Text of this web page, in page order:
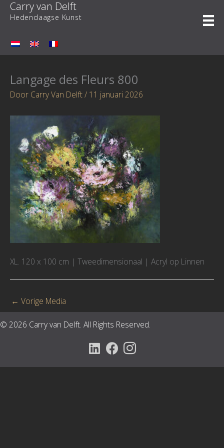
naar
inhoud
Carry van Delft
Hedendaagse Kunst
Langage des Fleurs 800
Door Carry Van Delft/ 11 januari 2026
XL. 120 x 100 cm | Tweedimensionaal | Acryl op Linnen
← Vorige Media
© 2026 Carry van Delft. All Rights Reserved.